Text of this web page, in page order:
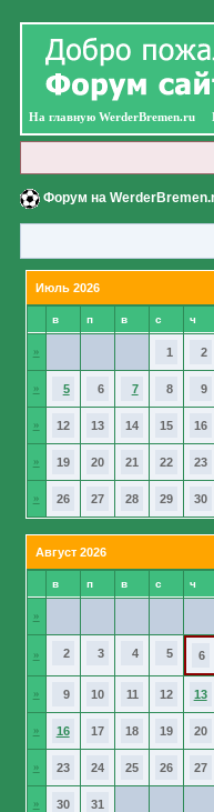
На главную WerderBremen.ru
Форум на
Июль 2026
в п в с ч
» 1 2
» 5 6 7 8 9
» 12 13 14 15 16
» 19 20 21 22 23
» 26 27 28 29 30
Август 2026
в п в с ч
»
» 2 3 4 5 6
» 9 10 11 12 13
» 16 17 18 19 20
» 23 24 25 26 27
» 30 31